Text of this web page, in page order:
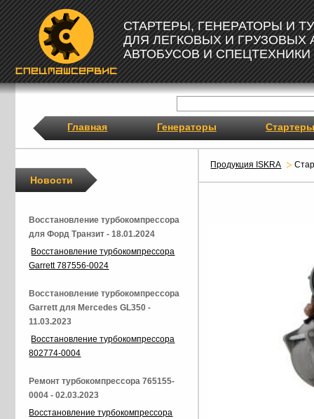
СТАРТЕРЫ, ГЕНЕРАТОРЫ И
ДЛЯ ЛЕГКОВЫХ И ГРУЗОВЫХ
АВТОБУСОВ И СПЕЦТЕХНИКИ
Главная Генераторы Стартеры
Продукция ISKRA
Новости
Восстановление турбокомпрессора
для Форд Транзит - 18.01.2024
Восстановление турбокомпрессора
Garrett 787556-0024
Восстановление турбокомпрессора
Garrett для Mercedes GL350 -
11.03.2023
Восстановление турбокомпрессора
802774-0004
Ремонт турбокомпрессора 765155-
0004 - 02.03.2023
Восстановление турбокомпрессора